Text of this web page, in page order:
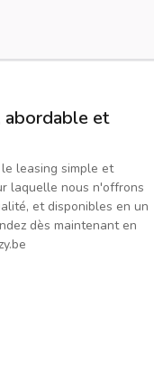
abordable et
le leasing simple et
laquelle nous n'offrons
et disponibles en un
dès maintenant en